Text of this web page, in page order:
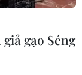
gạo Séng